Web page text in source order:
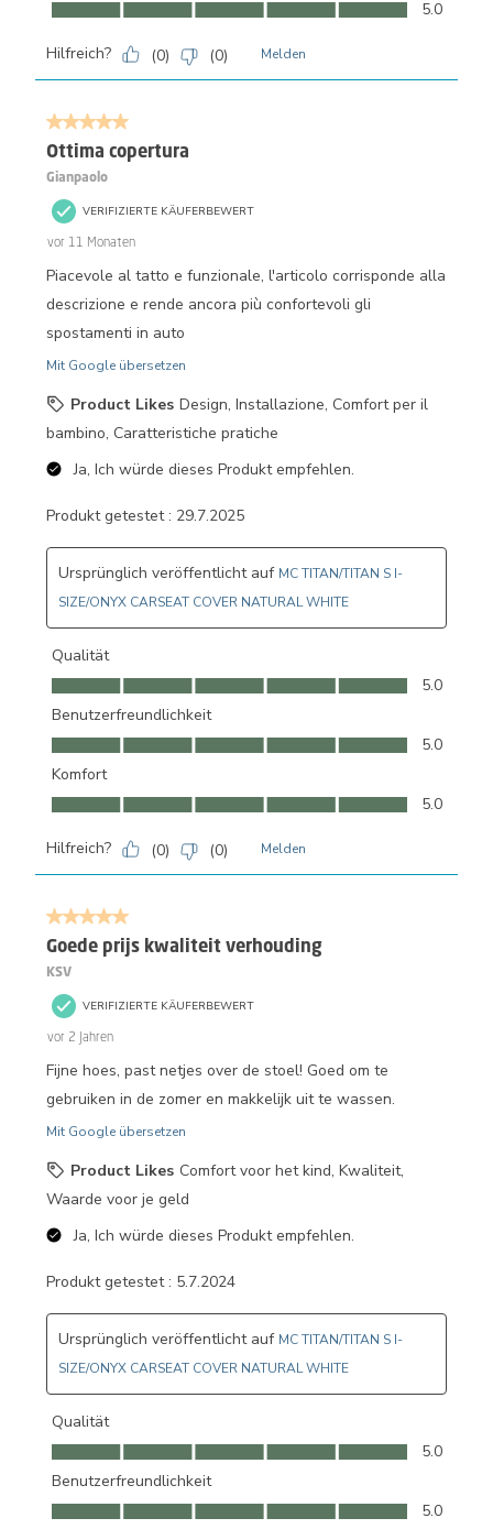
5.0
Hilfreich? (0) (0) Melden
5 von 5 Sternen.
Ottima copertura
Gianpaolo
VERIFIZIERTE KÄUFERBEWERT
vor 11 Monaten
Piacevole al tatto e funzionale, l'articolo corrisponde alla
descrizione e rende ancora più confortevoli gli
spostamenti in auto
Mit Google übersetzen
Product Likes Design, Installazione, Comfort per il
bambino, Caratteristiche pratiche
Ja, Ich würde dieses Produkt empfehlen.
Produkt getestet : 29.7.2025
Ursprünglich veröffentlicht auf MC TITAN/TITAN S I-
SIZE/ONYX CARSEAT COVER NATURAL WHITE
Qualität
Qualität, 5.0 von 5
5.0
Benutzerfreundlichkeit
Benutzerfreundlichkeit, 5.0 von 5
5.0
Komfort
Komfort, 5.0 von 5
5.0
Hilfreich? (0) (0) Melden
5 von 5 Sternen.
Goede prijs kwaliteit verhouding
KSV
VERIFIZIERTE KÄUFERBEWERT
vor 2 Jahren
Fijne hoes, past netjes over de stoel! Goed om te
gebruiken in de zomer en makkelijk uit te wassen.
Mit Google übersetzen
Product Likes Comfort voor het kind, Kwaliteit,
Waarde voor je geld
Ja, Ich würde dieses Produkt empfehlen.
Produkt getestet : 5.7.2024
Ursprünglich veröffentlicht auf MC TITAN/TITAN S I-
SIZE/ONYX CARSEAT COVER NATURAL WHITE
Qualität
Qualität, 5.0 von 5
5.0
Benutzerfreundlichkeit
Benutzerfreundlichkeit, 5.0 von 5
5.0